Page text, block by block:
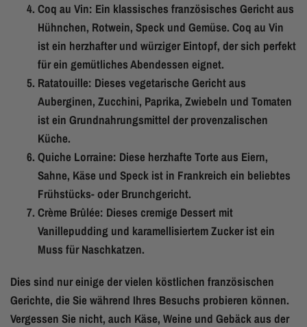
Coq au Vin: Ein klassisches französisches Gericht aus
Hühnchen, Rotwein, Speck und Gemüse. Coq au Vin
ist ein herzhafter und würziger Eintopf, der sich perfekt
für ein gemütliches Abendessen eignet.
Ratatouille: Dieses vegetarische Gericht aus
Auberginen, Zucchini, Paprika, Zwiebeln und Tomaten
ist ein Grundnahrungsmittel der provenzalischen
Küche.
Quiche Lorraine: Diese herzhafte Torte aus Eiern,
Sahne, Käse und Speck ist in Frankreich ein beliebtes
Frühstücks- oder Brunchgericht.
Crème Brûlée: Dieses cremige Dessert mit
Vanillepudding und karamellisiertem Zucker ist ein
Muss für Naschkatzen.
Dies sind nur einige der vielen köstlichen französischen
Gerichte, die Sie während Ihres Besuchs probieren können.
Vergessen Sie nicht, auch Käse, Weine und Gebäck aus der